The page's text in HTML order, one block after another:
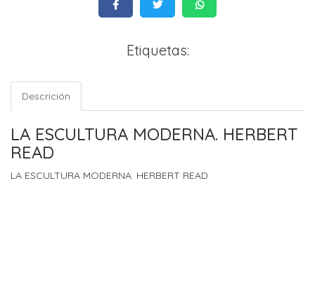
Etiquetas:
Descrición
LA ESCULTURA MODERNA. HERBERT
READ
LA ESCULTURA MODERNA. HERBERT READ